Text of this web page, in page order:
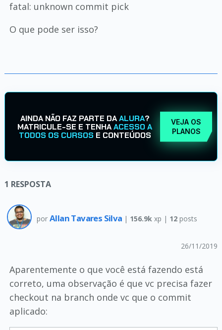
fatal: unknown commit pick
O que pode ser isso?
AINDA NÃO FAZ PARTE DAALURA?
MATRICULE-SE E TENHAACESSO A
TODOS OS CURSOS E CONTEÚDOS
VEJA OS
PLANOS
1 RESPOSTA
por Allan Tavares Silva | 156.9k xp | 12posts
26/11/2019
Aparentemente o que você está fazendo está
correto, uma observação é que vc precisa fazer
checkout na branch onde vc que o commit
aplicado: